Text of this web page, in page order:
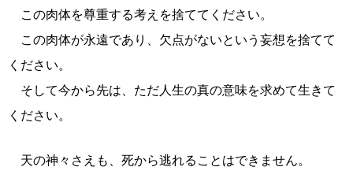
この肉体を尊重する考えを捨ててください。
この肉体が永遠であり、欠点がないという妄想を捨てて
ください。
そして今から先は、ただ人生の真の意味を求めて生きて
ください。
天の神々さえも、死から逃れることはできません。